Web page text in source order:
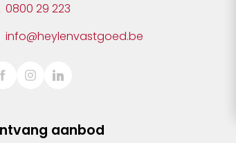
0800 29 223
info@heylenvastgoed.be
aanbod